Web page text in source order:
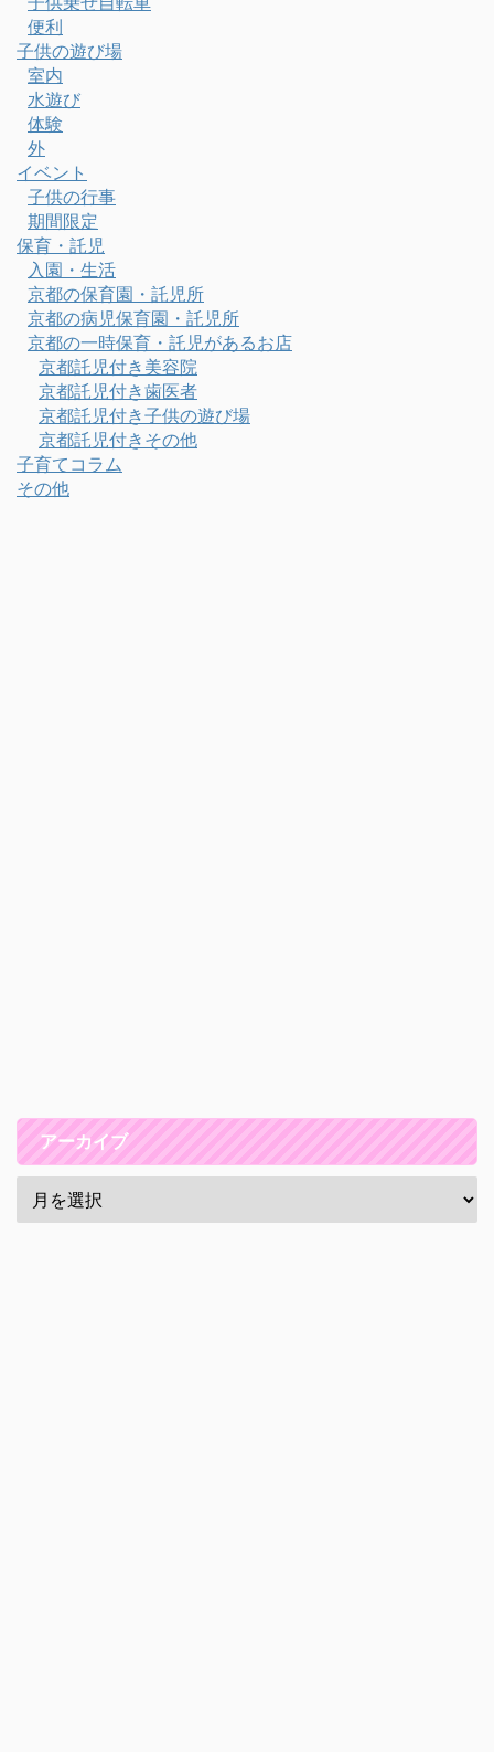
便利
子供の遊び場
室内
水遊び
体験
外
イベント
子供の行事
期間限定
保育・託児
入園・生活
京都の保育園・託児所
京都の病児保育園・託児所
京都の一時保育・託児があるお店
京都託児付き美容院
京都託児付き歯医者
京都託児付き子供の遊び場
京都託児付きその他
子育てコラム
その他
アーカイブ